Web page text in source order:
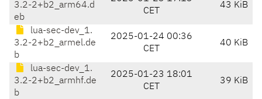
3.2-2+b2_arm64.d
eb
CET
43 KiB
lua-sec-dev_1.
3.2-2+b2_armel.de
b
2025-01-24 00:36
CET
40 KiB
lua-sec-dev_1.
3.2-2+b2_armhf.de
b
2025-01-23 18:01
CET
39 KiB